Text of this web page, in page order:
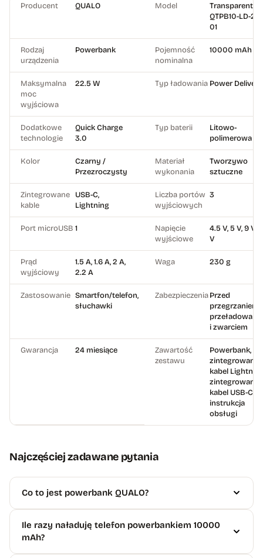
Producent QUALO Model
Transparent
QTPB10-LD-23-
01
Rodzaj
urządzenia
Powerbank
Pojemność
nominalna
10000 mAh
Maksymalna
moc
wyjściowa
22.5 W Typ ładowania Power Delivery
Dodatkowe
technologie
Quick Charge
3.0
Typ baterii
Litowo-
polimerowa
Kolor
Czarny /
Przezroczysty
Materiał
wykonania
Tworzywo
sztuczne
Zintegrowane
kable
USB-C,
Lightning
Liczba portów
wyjściowych
3
Port microUSB 1
Napięcie
wyjściowe
4.5 V, 5 V, 9 V,
V
Prąd
wyjściowy
1.5 A, 1.6 A, 2 A,
2.2 A
Waga 230 g
Zastosowanie Smartfon/telefon,
słuchawki
ZabezpieczeniaPrzed
przegrzaniem,
i zwarciem
Gwarancja 24 miesiące
Zawartość
zestawu
Powerbank,
zintegrowany
kabel
zintegrowany
kabel USB-C,
instrukcja
obsługi
Najczęściej zadawane pytania
Co to jest powerbank QUALO?
Ile razy naładuję telefon powerbankiem 10000
mAh?